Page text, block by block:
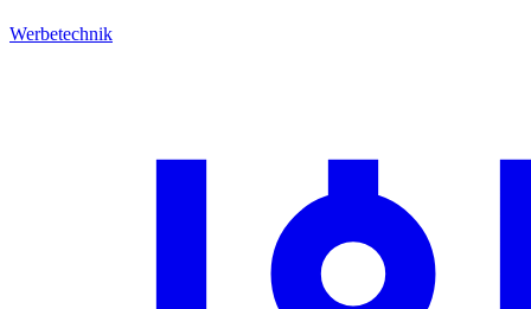
Werbetechnik